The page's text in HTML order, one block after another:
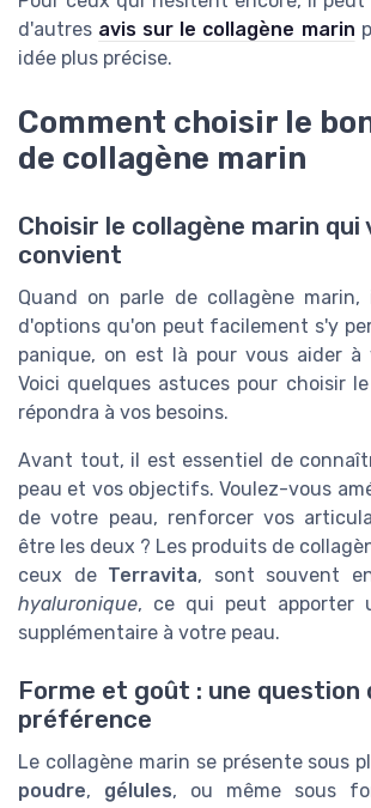
d'autres avis sur le collagène marin
idée plus précise.
Comment choisir le
de collagène marin
Choisir le collagène marin qui
convient
Quand on parle de collagène
d'options qu'on peut facilement s'y
panique, on est là pour vous aider à
Voici quelques astuces pour choisir
répondra à vos besoins.
Avant tout, il est essentiel de
peau et vos objectifs. Voulez-vous
de votre peau, renforcer vos
être les deux ? Les produits de
ceux de Terravita, sont souvent
hyaluronique, ce qui peut apporter
supplémentaire à votre peau.
Forme et goût : une question
préférence
Le collagène marin se présente sous
poudre, gélules, ou même sous